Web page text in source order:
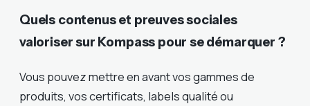
Quels contenus et preuves sociales
valoriser sur Kompass pour se démarquer ?
Vous pouvez mettre en avant vos gammes de
produits, vos certificats, labels qualité ou